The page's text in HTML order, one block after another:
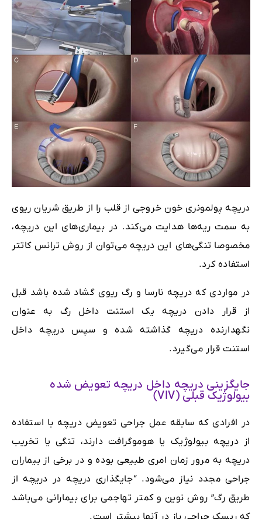
دریچه پولمونری خون‌ خروجی از قلب را از طریق شریان ریوی
به سمت ریه‌ها هدایت می‌کند. در بیماری‌های این دریچه،
مخصوصا تنگی‌های این دریچه می‌توان از روش ترانس‌ کاتتر
استفاده کرد.
در مواردی که دریچه نارسا و رگ ریوی گشاد شده باشد قبل
از قرار دادن دریچه یک استنت داخل رگ به عنوان
نگهدارنده دریچه گذاشته شده و سپس دریچه داخل
استنت قرار می‌گیرد.
جایگزینی دریچه داخل دریچه تعویض شده‌
بیولوژیک قبلی (VIV)
در افرادی که سابقه عمل جراحی تعویض دریچه با استفاده
از دریچه بیولوژیک یا هوموگرافت دارند، تنگی یا تخریب
دریچه به مرور زمان امری طبیعی بوده و در برخی از بیماران
جراحی مجدد نیاز می‌شود. “جایگذاری دریچه در دریچه از
طریق رگ” روش نوین و‌ کمتر تهاجمی برای بیمارانی می‌باشد
که ریسک جراحی باز در آنها بیشتر است.